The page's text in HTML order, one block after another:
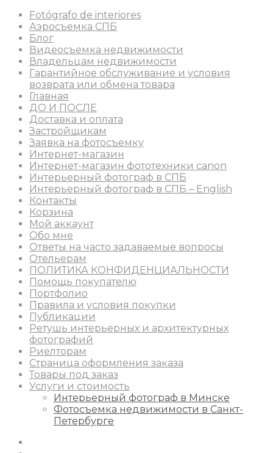
Fotógrafo de interiores
Аэросъемка СПБ
Блог
Видеосъемка недвижимости
Владельцам недвижимости
Гарантийное обслуживание и условия
возврата или обмена товара
Главная
ДО И ПОСЛЕ
Доставка и оплата
Застройщикам
Заявка на фотосъемку
Интернет-магазин
Интернет-магазин фототехники canon
Интерьерный фотограф в СПБ
Интерьерный фотограф в СПБ – English
Контакты
Корзина
Мой аккаунт
Обо мне
Ответы на часто задаваемые вопросы
Отельерам
ПОЛИТИКА КОНФИДЕНЦИАЛЬНОСТИ
Помощь покупателю
Портфолио
Правила и условия покупки
Публикации
Ретушь интерьерных и архитектурных
фотографий
Риелторам
Страница оформления заказа
Товары под заказ
Услуги и стоимость
Интерьерный фотограф в Минске
Фотосъемка недвижимости в Санкт-
Петербурге